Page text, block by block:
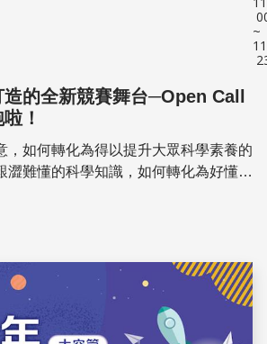
~
的全新競賽舞台─Open Call
！
，如何轉化為得以提升大眾科學素養的
澀難懂的科學知識，如何轉化為好懂、